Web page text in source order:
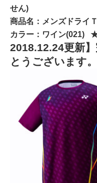
せん)
商品名：メンズドライ
カラー：ワイン(021)
2018.12.24更新
とうございます。